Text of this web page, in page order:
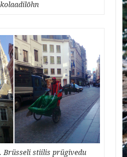
Brüsseli stiilis prügivedu